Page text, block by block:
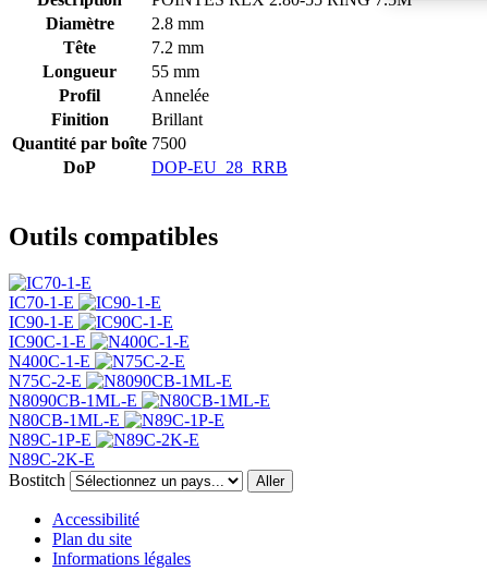
Diamètre
2.8 mm
Tête
7.2 mm
Longueur
55 mm
Profil
Annelée
Finition
Brillant
Quantité par boîte 7500
DoP
DOP-EU_28_RRB
Outils compatibles
IC70-1-E
IC90-1-E
IC90C-1-E
N400C-1-E
N75C-2-E
N8090CB-1ML-E
N80CB-1ML-E
N89C-1P-E
N89C-2K-E
Bostitch
Aller
Accessibilité
Plan du site
Informations légales